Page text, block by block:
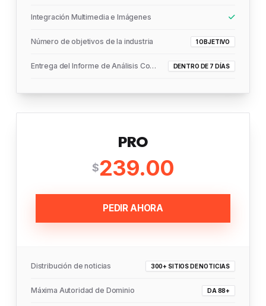
Integración Multimedia e Imágenes
Número de objetivos de la industria 1 OBJETIVO
Entrega del Informe de Análisis Completo DENTRO DE 7 DÍAS
PRO
$239.00
PEDIR AHORA
Distribución de noticias 300+ SITIOS DE NOTICIAS
Máxima Autoridad de Dominio DA 88+